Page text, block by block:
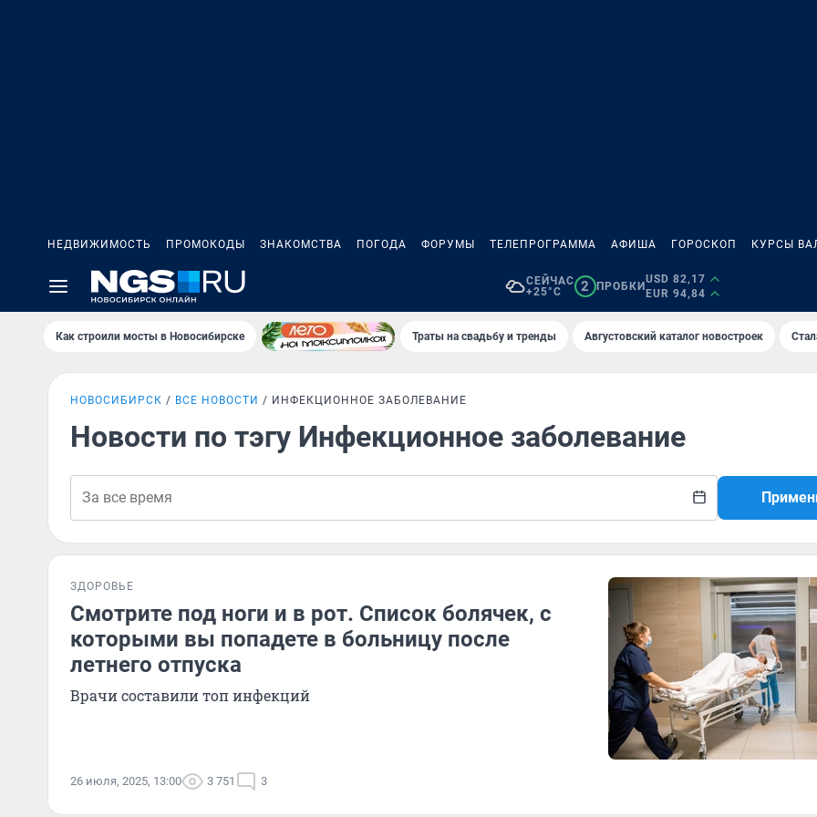
НЕДВИЖИМОСТЬ ПРОМОКОДЫ ЗНАКОМСТВА ПОГОДА ФОРУМЫ ТЕЛЕПРОГРАММА АФИША ГОРОСКОП КУРСЫ
СЕЙЧАС
+25°C
2 ПРОБКИ
USD 82,17
EUR 94,84
Как строили мосты в Новосибирске Траты на свадьбу и тренды Августовский каталог новостроек
НОВОСИБИРСК ВСЕ НОВОСТИ ИНФЕКЦИОННОЕ ЗАБОЛЕВАНИЕ
Новости по тэгу Инфекционное заболевание
ЗДОРОВЬЕ
Смотрите под ноги и в рот. Список болячек, с
которыми вы попадете в больницу после
летнего отпуска
Врачи составили топ инфекций
26 июля, 2025, 13:00 3 751 3